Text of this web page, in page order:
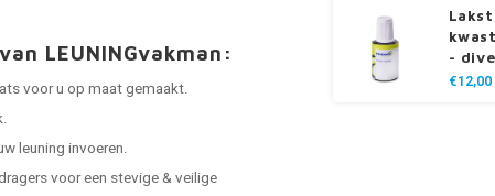
LEUNINGvakman:
voor u op maat gemaakt.
leuning invoeren.
voor een stevige & veilige
-
€12,00